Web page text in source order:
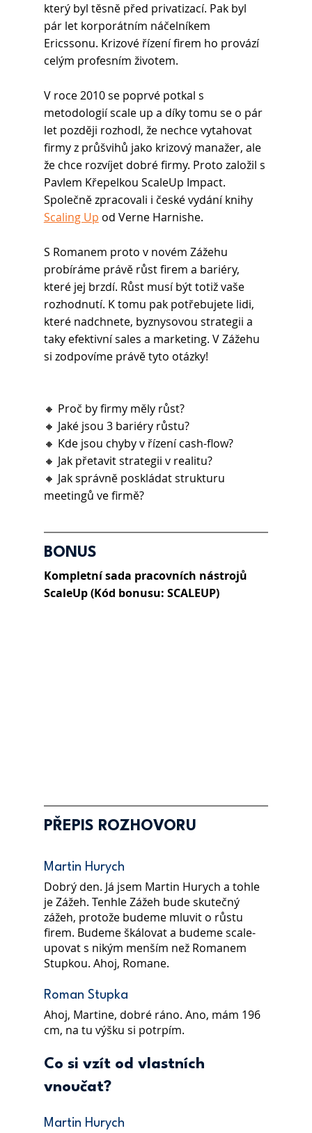
který byl těsně před privatizací. Pak byl
pár let korporátním náčelníkem
Ericssonu. Krizové řízení firem ho provází
celým profesním životem.
V roce 2010 se poprvé potkal s
metodologií scale up a díky tomu se o pár
let později rozhodl, že nechce vytahovat
firmy z průšvihů jako krizový manažer, ale
že chce rozvíjet dobré firmy. Proto založil s
Pavlem Křepelkou ScaleUp Impact.
Společně zpracovali i české vydání knihy
Scaling Up od Verne Harnishe.
S Romanem proto v novém Zážehu
probíráme právě růst firem a bariéry,
které jej brzdí. Růst musí být totiž vaše
rozhodnutí. K tomu pak potřebujete lidi,
které nadchnete, byznysovou strategii a
taky efektivní sales a marketing. V Zážehu
si zodpovíme právě tyto otázky!
🔸 Proč by firmy měly růst?
🔸 Jaké jsou 3 bariéry růstu?
🔸 Kde jsou chyby v řízení cash-flow?
🔸 Jak přetavit strategii v realitu?
🔸 Jak správně poskládat strukturu
meetingů ve firmě?
BONUS
Kompletní sada pracovních nástrojů
ScaleUp (Kód bonusu: SCALEUP)
PŘEPIS ROZHOVORU
Martin Hurych
Dobrý den. Já jsem Martin Hurych a tohle
je Zážeh. Tenhle Zážeh bude skutečný
zážeh, protože budeme mluvit o růstu
firem. Budeme škálovat a budeme scale-
upovat s nikým menším než Romanem
Stupkou. Ahoj, Romane.
Roman Stupka
Ahoj, Martine, dobré ráno. Ano, mám 196
cm, na tu výšku si potrpím.
Co si vzít od vlastních
vnoučat?
Martin Hurych